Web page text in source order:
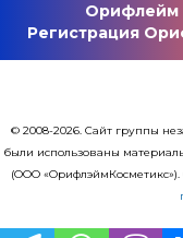
Орифлейм
Регистрация
© 2008-2026. Сайт группы
были использованы
(ООО